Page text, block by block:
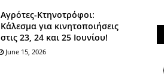
Αγρότες-Κτηνοτρόφοι:
Κάλεσμα για κινητοποιήσεις
στις 23, 24 και 25 Ιουνίου!
June 15, 2026